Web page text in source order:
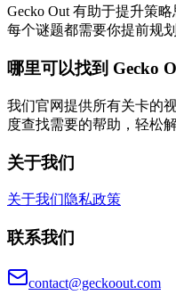
Gecko Out 有助于提升策
每个谜题都需要你提前规
哪里可以找到 Gecko
我们官网提供所有关卡的
度查找需要的帮助，轻松
关于我们
关于我们隐私政策
联系我们
contact@geckoout.com